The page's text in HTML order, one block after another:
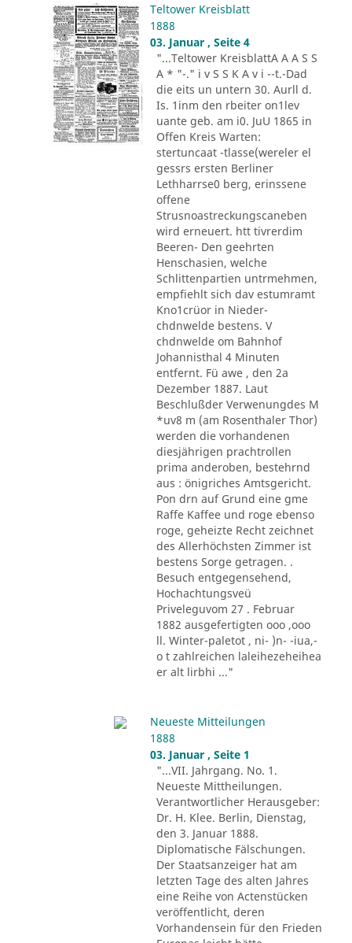
Teltower Kreisblatt
1888
03. Januar , Seite 4
"...Teltower KreisblattA A A S S
A * "-." i v S S K A v i --t.-Dad
die eits un untern 30. Aurll d.
Is. 1inm den rbeiter on1lev
uante geb. am i0. JuU 1865 in
Offen Kreis Warten:
stertuncaat -tlasse(wereler el
gessrs ersten Berliner
Lethharrse0 berg, erinssene
offene
Strusnoastreckungscaneben
wird erneuert. htt tivrerdim
Beeren- Den geehrten
Henschasien, welche
Schlittenpartien untrmehmen,
empfiehlt sich dav estumramt
Kno1crüor in Nieder-
chdnwelde bestens. V
chdnwelde om Bahnhof
Johannisthal 4 Minuten
entfernt. Fü awe , den 2a
Dezember 1887. Laut
Beschlußder Verwenungdes M
*uv8 m (am Rosenthaler Thor)
werden die vorhandenen
diesjährigen prachtrollen
prima anderoben, bestehrnd
aus : önigriches Amtsgericht.
Pon drn auf Grund eine gme
Raffe Kaffee und roge ebenso
roge, geheizte Recht zeichnet
des Allerhöchsten Zimmer ist
bestens Sorge getragen. .
Besuch entgegensehend,
Hochachtungsveü
Priveleguvom 27 . Februar
1882 ausgefertigten ooo ,ooo
ll. Winter-paletot , ni- )n- -iua,-
o t zahlreichen laleihezeheihea
er alt lirbhi ..."
Neueste Mitteilungen
1888
03. Januar , Seite 1
"...VII. Jahrgang. No. 1.
Neueste Mittheilungen.
Verantwortlicher Herausgeber:
Dr. H. Klee. Berlin, Dienstag,
den 3. Januar 1888.
Diplomatische Fälschungen.
Der Staatsanzeiger hat am
letzten Tage des alten Jahres
eine Reihe von Actenstücken
veröffentlicht, deren
Vorhandensein für den Frieden